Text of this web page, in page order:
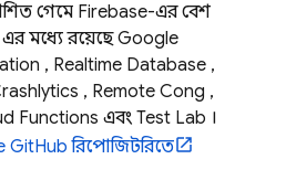
গেমে Firebase-এর বেশ
এর মধ্যে রয়েছেGoogle
, Realtime Database ,
, Remote Config ,
Functions এবং Test Lab ।
GitHub রিপোজিটরিতে